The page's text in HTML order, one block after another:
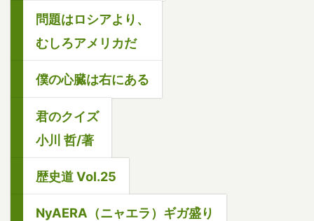
問題はロシアより、
むしろアメリカだ
僕の心臓は右にある
君のクイズ
小川 哲/著
歴史道 Vol.25
NyAERA（ニャエラ）ギガ盛り